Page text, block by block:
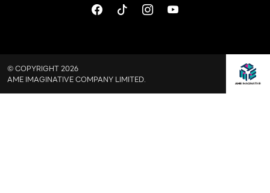
© COPYRIGHT 2026
AME IMAGINATIVE COMPANY LIMITED.